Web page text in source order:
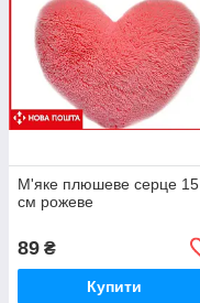
М'яке плюшеве серце 15
см рожеве
89 ₴
Купити